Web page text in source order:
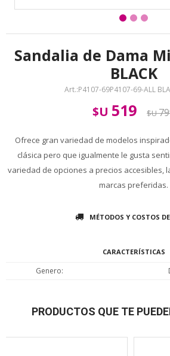
Sandalia de Dama
BLACK
P4107-69P4107-69-ALL
$U 519 $U
Ofrece gran variedad de modelos
clásica pero que igualmente le gusta
variedad de opciones a precios accesibles,
marcas preferidas.
MÉTODOS Y COSTOS
CARACTERÍSTICAS
Genero
PRODUCTOS QUE TE